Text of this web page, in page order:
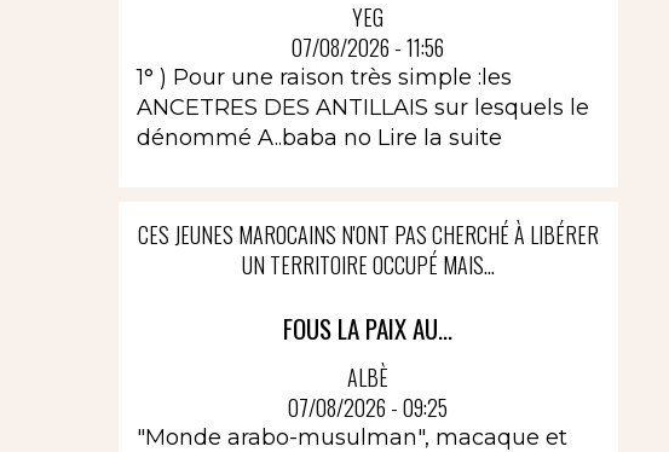
YEG
07/08/2026 - 11:56
1° ) Pour une raison très simple :les
ANCETRES DES ANTILLAIS sur lesquels le
dénommé A..baba no Lire la suite
CES JEUNES MAROCAINS N'ONT PAS CHERCHÉ À LIBÉRER
UN TERRITOIRE OCCUPÉ MAIS...
FOUS LA PAIX AU...
ALBÈ
07/08/2026 - 09:25
"Monde arabo-musulman", macaque et